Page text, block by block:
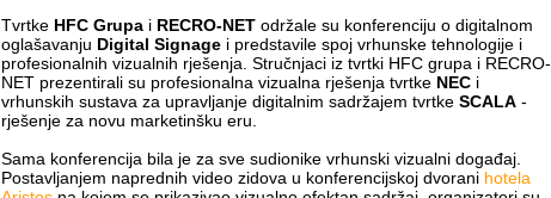
Tvrtke HFC Grupa i RECRO-NET održale su konferenciju o digitalnom
oglašavanju Digital Signage i predstavile spoj vrhunske tehnologije i
profesionalnih vizualnih rješenja. Stručnjaci iz tvrtki HFC grupa i RECRO-
NET prezentirali su profesionalna vizualna rješenja tvrtke NEC i
vrhunskih sustava za upravljanje digitalnim sadržajem tvrtke SCALA -
rješenje za novu marketinšku eru.
Sama konferencija bila je za sve sudionike vrhunski vizualni događaj.
Postavljanjem naprednih video zidova u konferencijskoj dvorani hotela